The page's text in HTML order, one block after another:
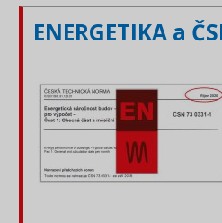
ENERGETIKA a